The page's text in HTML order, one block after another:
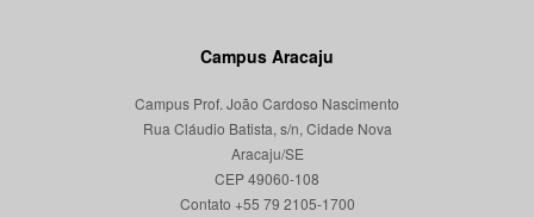
Campus Aracaju
Campus Prof. João Cardoso Nascimento
Rua Cláudio Batista, s/n, Cidade Nova
Aracaju/SE
CEP 49060-108